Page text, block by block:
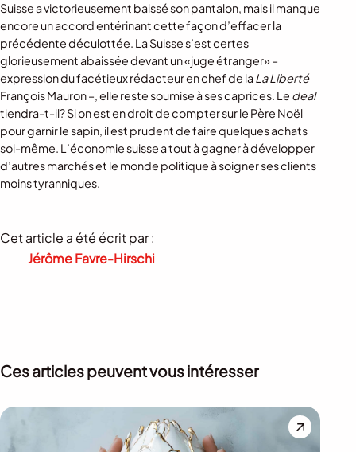
Suisse a victorieusement baissé son pantalon, mais il manque
encore un accord entérinant cette façon d’effacer la
précédente déculottée. La Suisse s’est certes
glorieusement abaissée devant un «juge étranger» –
expression du facétieux rédacteur en chef de laLa Liberté
François Mauron –, elle reste soumise à ses caprices. Le deal
tiendra-t-il? Si on est en droit de compter sur le Père Noël
pour garnir le sapin, il est prudent de faire quelques achats
soi-même. L’économie suisse a tout à gagner à développer
d’autres marchés et le monde politique à soigner ses clients
moins tyranniques.
Cet article a été écrit par :
Jérôme Favre-Hirschi
Ces articles peuvent vous intéresser